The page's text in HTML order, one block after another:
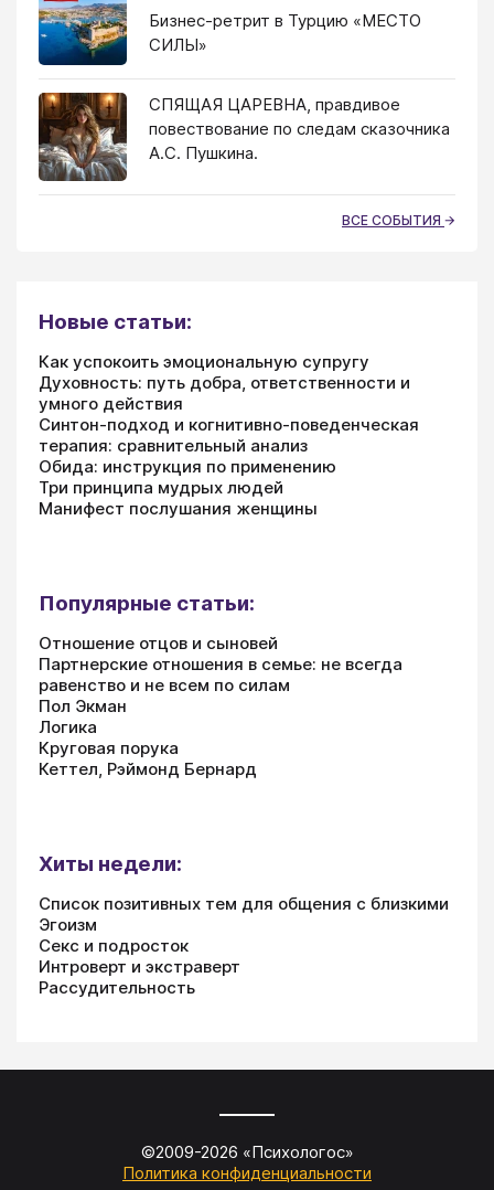
Бизнес-ретрит в Турцию «МЕСТО
СИЛЫ»
СПЯЩАЯ ЦАРЕВНА, правдивое
повествование по следам сказочника
А.С. Пушкина.
ВСЕ СОБЫТИЯ
Новые статьи:
Как успокоить эмоциональную супругу
Духовность: путь добра, ответственности и
умного действия
Синтон-подход и когнитивно-поведенческая
терапия: сравнительный анализ
Обида: инструкция по применению
Три принципа мудрых людей
Манифест послушания женщины
Популярные статьи:
Отношение отцов и сыновей
Партнерские отношения в семье: не всегда
равенство и не всем по силам
Пол Экман
Логика
Круговая порука
Кеттел, Рэймонд Бернард
Хиты недели:
Список позитивных тем для общения с близкими
Эгоизм
Секс и подросток
Интроверт и экстраверт
Рассудительность
©2009-2026 «Психологос»
Политика конфиденциальности